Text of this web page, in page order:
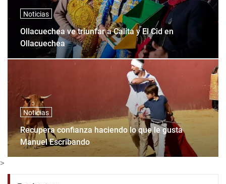
Noticias
Ollacuechea ve triunfar a Calita y El Cid en
Ollacuechea
Noticias
Recupera confianza haciendo lo que le gusta
Manuel Escribando
>